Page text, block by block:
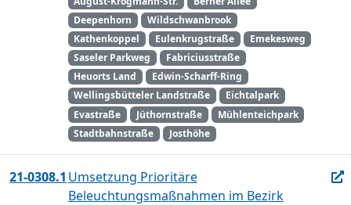
Deepenhorn
Wildschwanbrook
Kathenkoppel
Eulenkrugstraße
Emekesweg
Saseler Parkweg
Fabriciusstraße
Heuorts Land
Edwin-Scharff-Ring
Wellingsbütteler Landstraße
Eichtalpark
Evastraße
Jüthornstraße
Mühlenteichpark
Stadtbahnstraße
Josthöhe
21-0308.1 Umsetzung Prioritäre
Beleuchtungsmaßnahmen im Bezirk